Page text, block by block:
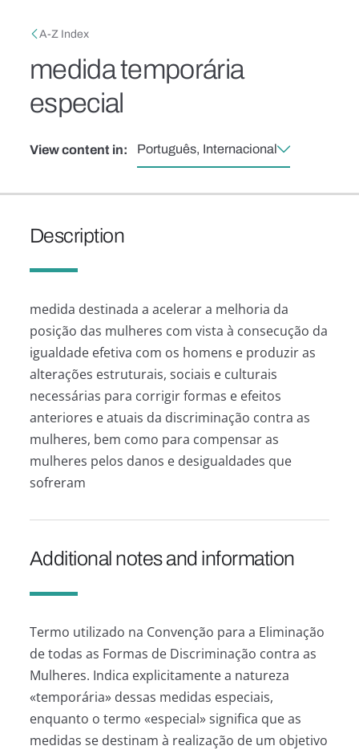
Breadcrumb
A-Z Index
medida temporária
especial
View content in: Português, Internacional
Description
medida destinada a acelerar a melhoria da
posição das mulheres com vista à consecução da
igualdade efetiva com os homens e produzir as
alterações estruturais, sociais e culturais
necessárias para corrigir formas e efeitos
anteriores e atuais da discriminação contra as
mulheres, bem como para compensar as
mulheres pelos danos e desigualdades que
sofreram
Additional notes and information
Termo utilizado na Convenção para a Eliminação
de todas as Formas de Discriminação contra as
Mulheres. Indica explicitamente a natureza
«temporária» dessas medidas especiais,
enquanto o termo «especial» significa que as
medidas se destinam à realização de um objetivo